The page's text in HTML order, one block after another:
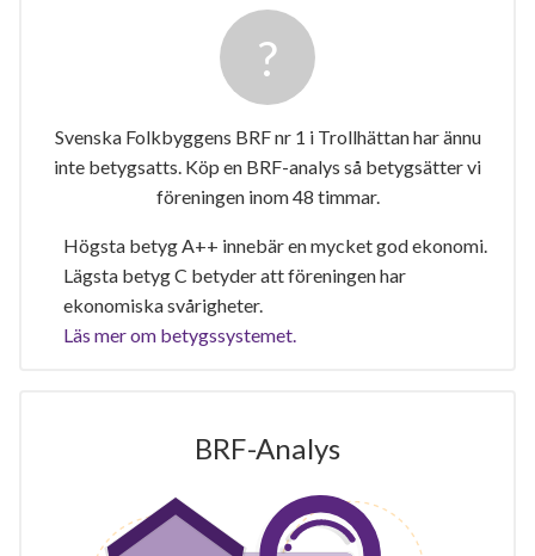
Svenska Folkbyggens BRF nr 1 i Trollhättan har ännu
inte betygsatts. Köp en BRF-analys så betygsätter vi
föreningen inom 48 timmar.
Högsta betyg A++ innebär en mycket god ekonomi.
Lägsta betyg C betyder att föreningen har
ekonomiska svårigheter.
Läs mer om betygssystemet.
BRF-Analys